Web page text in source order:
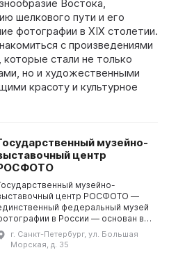
Востока,
шелкового пути и его
фотографии в XIX столетии.
с произведениями
стали не только
но и художественными
красоту и культурное
музейно-
центр
музейно-
центр РОСФОТО —
федеральный музей
в России — основан в
году Министерством культуры
Федерации. Основной
г. Санкт-Петербург, ул. Большая
Морская, д. 35